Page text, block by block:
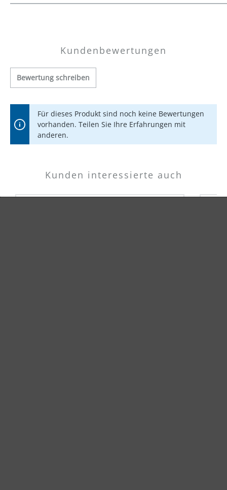
Kundenbewertungen
Bewertung schreiben
Für dieses Produkt sind noch keine Bewertungen
vorhanden. Teilen Sie Ihre Erfahrungen mit
anderen.
Kunden interessierte auch